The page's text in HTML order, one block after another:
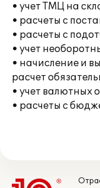
• учет ТМЦ на
• расчеты с
• расчеты с
• учет
• начисление и
расчет
• учет валютных
• расчеты с